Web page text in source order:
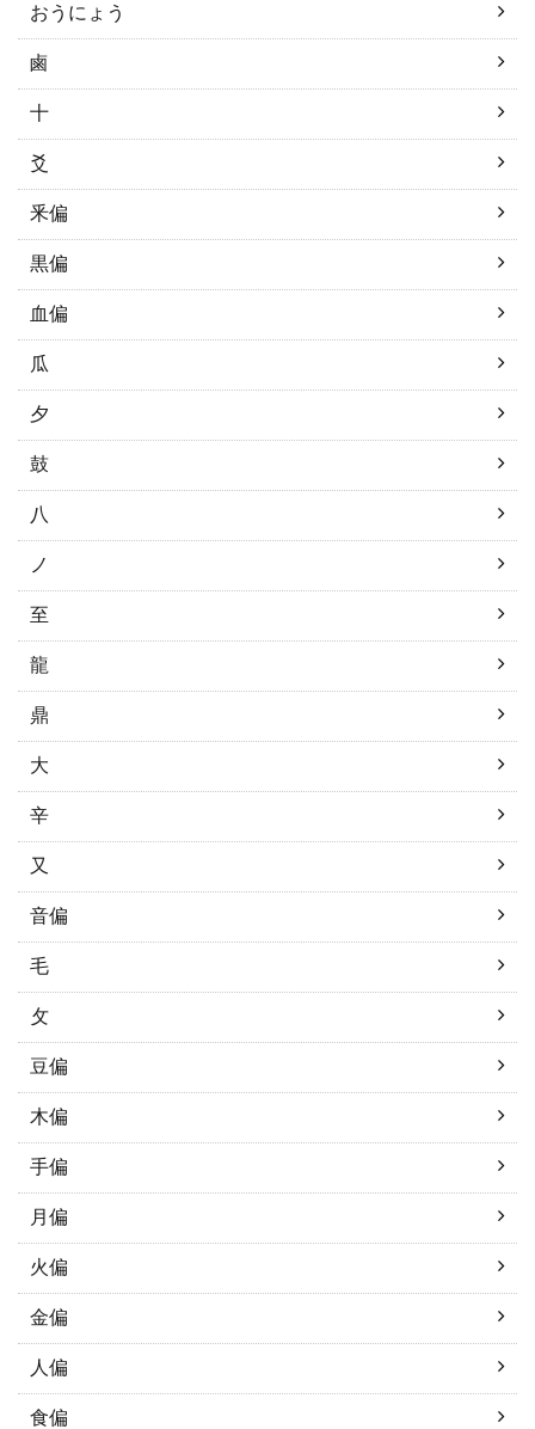
おうにょう
鹵
十
爻
釆偏
黒偏
血偏
瓜
夕
鼓
八
ノ
至
龍
鼎
大
辛
又
音偏
毛
攵
豆偏
木偏
手偏
月偏
火偏
金偏
人偏
食偏